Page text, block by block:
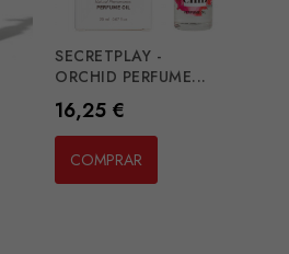
SECRETPLAY -
ORCHID PERFUME...
Preço
16,25 €
COMPRAR